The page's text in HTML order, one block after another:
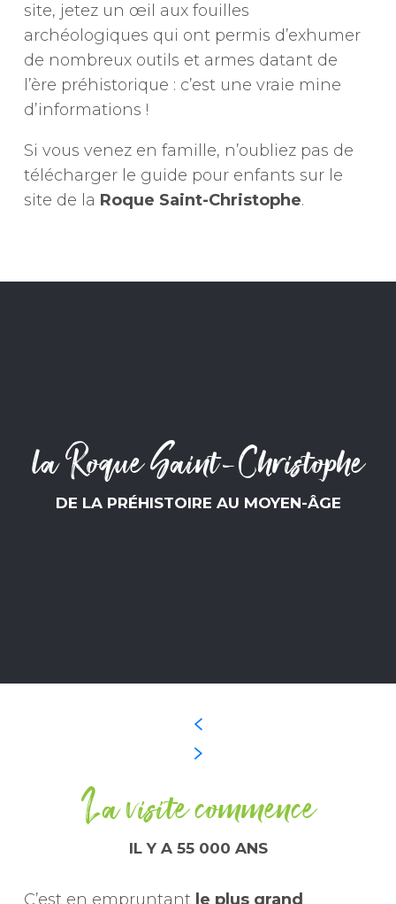
site, jetez un œil aux fouilles
archéologiques qui ont permis d’exhumer
de nombreux outils et armes datant de
l’ère préhistorique : c’est une vraie mine
d’informations !
Si vous venez en famille, n’oubliez pas de
télécharger le guide pour enfants sur le
site de la Roque Saint-Christophe.
la Roque Saint-Christophe
DE LA PRÉHISTOIRE AU MOYEN-ÂGE
La visite commence
IL Y A 55 000 ANS
C’est en empruntant le plus grand